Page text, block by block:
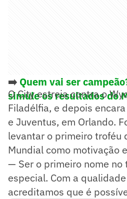
➡️ Quem vai ser
simule os resultados do
O City estreia contra o
Filadélfia, e depois
e Juventus, em Orlando.
levantar o primeiro troféu
Mundial como motivação
— Ser o primeiro nome no
especial. Com a
acreditamos que é